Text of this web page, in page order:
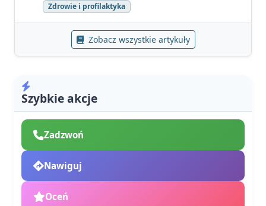
Zdrowie i profilaktyka
Zobacz wszystkie artykuły
Szybkie akcje
Zadzwoń
Nawiguj
Oceń